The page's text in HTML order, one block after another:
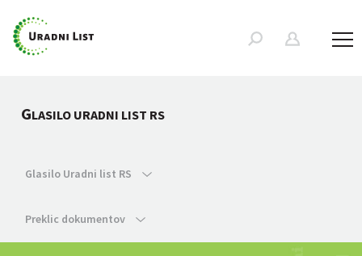
GLASILO URADNI LIST RS
Glasilo Uradni list RS
Preklic dokumentov